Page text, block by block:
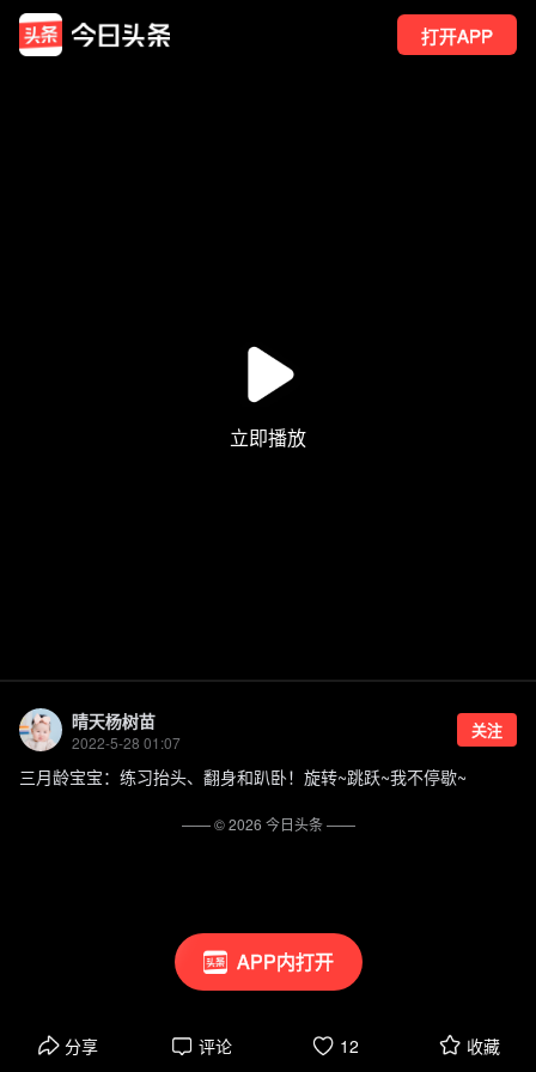
打开APP
APP内打开
晴天杨树苗
2022-5-28 01:07
关注
三月龄宝宝：练习抬头、翻身和趴卧！旋转~跳跃~我不停歇~
分享 评论 12 收藏
—— ©2026 今日头条——